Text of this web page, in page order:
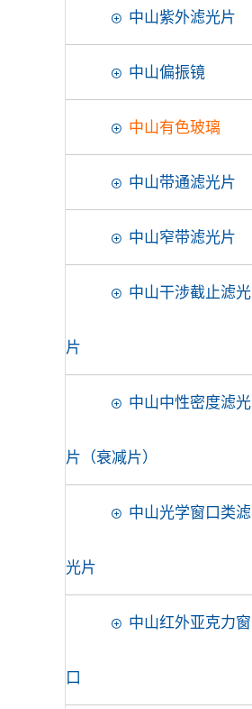
中山紫外滤光片
中山偏振镜
中山有色玻璃
中山带通滤光片
中山窄带滤光片
中山干涉截止滤光
片
中山中性密度滤光
片（衰减片）
中山光学窗口类滤
光片
中山红外亚克力窗
口